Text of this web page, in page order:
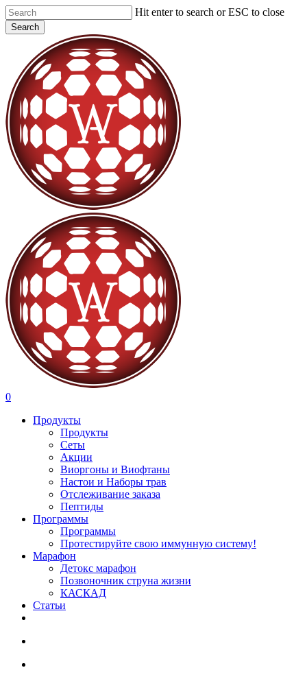
Skip
to
main
Hit enter to search or ESC to close
Search
search
account
0
Продукты
Продукты
Сеты
Акции
Виоргоны и Виофтаны
Настои и Наборы трав
Отслеживание заказа
Пептиды
Программы
Программы
Протестируйте свою иммунную систему!
Марафон
Детокс марафон
Позвоночник струна жизни
КАСКАД
Статьи